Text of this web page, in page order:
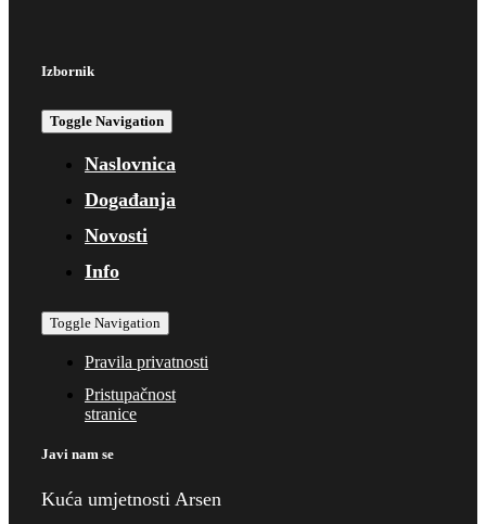
Izbornik
Toggle Navigation
Naslovnica
Događanja
Novosti
Info
Toggle Navigation
Pravila privatnosti
Pristupačnost
stranice
Javi nam se
Kuća umjetnosti Arsen